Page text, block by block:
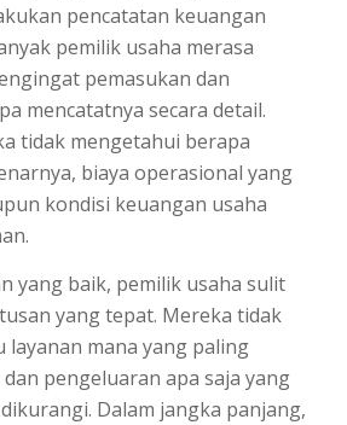
pencatatan keuangan
pemilik usaha merasa
pemasukan dan
mencatatnya secara detail.
tidak mengetahui berapa
biaya operasional yang
kondisi keuangan usaha
yang baik, pemilik usaha sulit
yang tepat. Mereka tidak
mana yang paling
pengeluaran apa saja yang
Dalam jangka panjang,